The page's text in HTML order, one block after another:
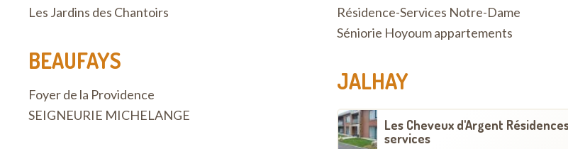
Les Jardins des Chantoirs
BEAUFAYS
Foyer de la Providence
SEIGNEURIE MICHELANGE
Résidence-Services Notre-Dame
Séniorie Hoyoum appartements
JALHAY
Les Cheveux d'Argent
services